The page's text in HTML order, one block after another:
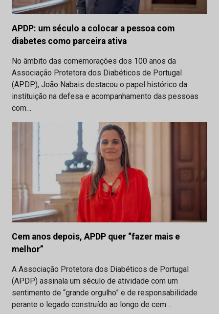
APDP: um século a colocar a pessoa com
diabetes como parceira ativa
No âmbito das comemorações dos 100 anos da
Associação Protetora dos Diabéticos de Portugal
(APDP), João Nabais destacou o papel histórico da
instituição na defesa e acompanhamento das pessoas
com…
Cem anos depois, APDP quer “fazer mais e
melhor”
A Associação Protetora dos Diabéticos de Portugal
(APDP) assinala um século de atividade com um
sentimento de “grande orgulho” e de responsabilidade
perante o legado construído ao longo de cem…